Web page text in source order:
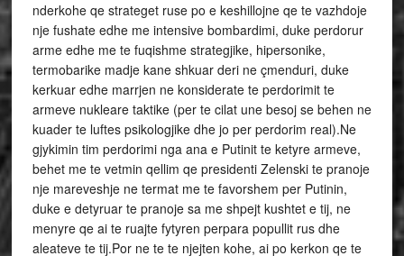
nderkohe qe strateget ruse po e keshillojne qe te vazhdoje
nje fushate edhe me intensive bombardimi, duke perdorur
arme edhe me te fuqishme strategjike, hipersonike,
termobarike madje kane shkuar deri ne çmenduri, duke
kerkuar edhe marrjen ne konsiderate te perdorimit te
armeve nukleare taktike (per te cilat une besoj se behen ne
kuader te luftes psikologjike dhe jo per perdorim real).Ne
gjykimin tim perdorimi nga ana e Putinit te ketyre armeve,
behet me te vetmin qellim qe presidenti Zelenski te pranoje
nje mareveshje ne termat me te favorshem per Putinin,
duke e detyruar te pranoje sa me shpejt kushtet e tij, ne
menyre qe ai te ruajte fytyren perpara popullit rus dhe
aleateve te tij.Por ne te te njejten kohe, ai po kerkon qe te